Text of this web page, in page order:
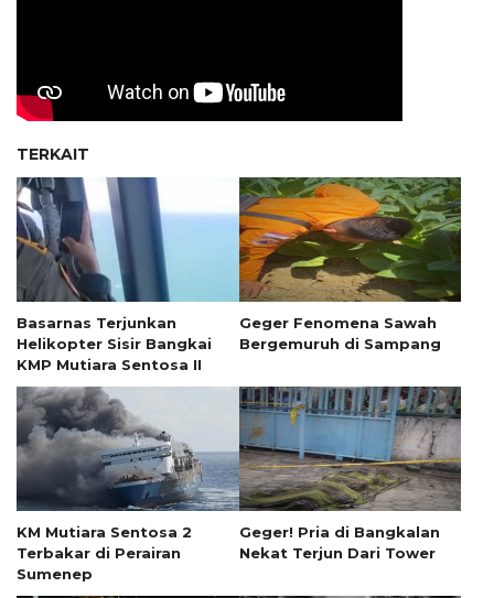
TERKAIT
Basarnas Terjunkan
Helikopter Sisir Bangkai
KMP Mutiara Sentosa II
Geger Fenomena Sawah
Bergemuruh di Sampang
KM Mutiara Sentosa 2
Terbakar di Perairan
Sumenep
Geger! Pria di Bangkalan
Nekat Terjun Dari Tower